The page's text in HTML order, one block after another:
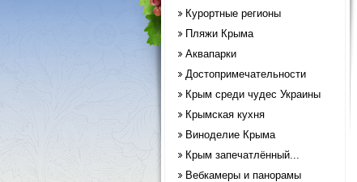
Курортные регионы
Пляжи Крыма
Аквапарки
Достопримечательности
Крым среди чудес Украины
Крымская кухня
Виноделие Крыма
Крым запечатлённый...
Вебкамеры и панорамы